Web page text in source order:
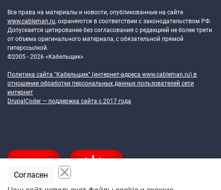
Все права на материалы и новости, опубликованные на сайте
www.cableman.ru, охраняются в соответствии с законодательством РФ.
Допускается цитирование без согласования с редакцией не более трети
от объема оригинального материала, с обязательной прямой
гиперссылкой.
©2005 - 2026 «Кабельщик»
Политика сайта "Кабельщик" (интернет-адреса www.cableman.ru) в
отношении обработки персональных данных пользователей сети
интернет
DrupalCoder — поддержка сайта c 2017 года
Согласен